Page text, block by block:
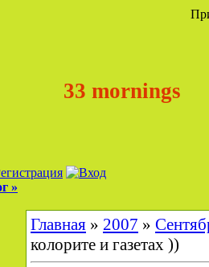
33 mornings
»
Главная » 2007 »
колорите и газетах ))